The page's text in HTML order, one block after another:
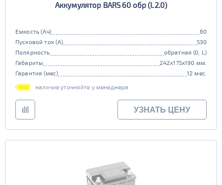
Аккумулятор BARS 60 обр (L2.0)
Емкость (Ач)
60
Пусковой ток (А)
530
Полярность
обратная (0, L)
Габариты
242x175x190 мм.
Гарантия (мес)
12 мес.
наличие уточняйте у менеджера
УЗНАТЬ ЦЕНУ